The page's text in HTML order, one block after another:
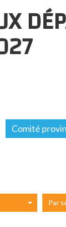
Comité
Par